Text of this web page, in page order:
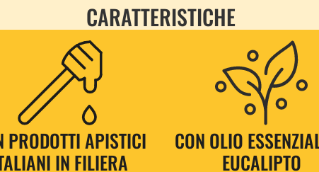
CARATTERISTICHE
PRODOTTI APISTICI
IN FILIERA
CON OLIO
EUCALIPTO